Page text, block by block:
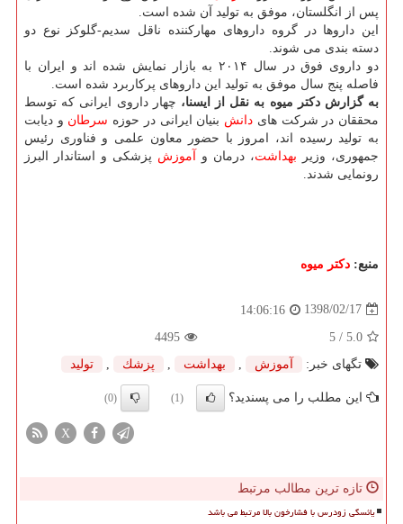
پس از انگلستان، موفق به تولید آن شده است.
این داروها در گروه داروهای مهاركننده ناقل سدیم-گلوكز نوع دو
دسته بندی می شوند.
دو داروی فوق در سال ۲۰۱۴ به بازار نمایش شده اند و ایران با
فاصله پنج سال موفق به تولید این داروهای پركاربرد شده است.
به گزارش دكتر میوه به نقل از ایسنا، چهار داروی ایرانی كه توسط
محققان در شركت های دانش بنیان ایرانی در حوزه سرطان و دیابت
به تولید رسیده اند، امروز با حضور معاون علمی و فناوری رئیس
جمهوری، وزیر بهداشت، درمان و آموزش پزشكی و استاندار البرز
رونمایی شدند.
منبع: دكتر میوه
1398/02/17
14:06:16
5.0
/ 5
4495
تگهای خبر:
آموزش , بهداشت , پزشك , تولید
این مطلب را می پسندید؟ (1)
(0)
X
تازه ترین مطالب مرتبط
یائسگی زودرس با فشارخون بالا مرتبط می باشد